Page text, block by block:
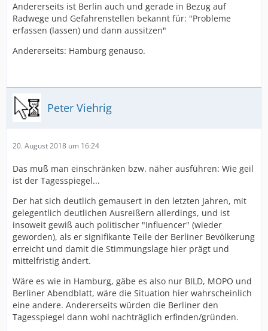
Andererseits ist Berlin auch und gerade in Bezug auf
Radwege und Gefahrenstellen bekannt für: "Probleme
erfassen (lassen) und dann aussitzen"
Andererseits: Hamburg genauso.
Peter Viehrig
20. August 2018 um 16:24
Das muß man einschränken bzw. näher ausführen: Wie geil
ist der Tagesspiegel...
Der hat sich deutlich gemausert in den letzten Jahren, mit
gelegentlich deutlichen Ausreißern allerdings, und ist
insoweit gewiß auch politischer "Influencer" (wieder
geworden), als er signifikante Teile der Berliner Bevölkerung
erreicht und damit die Stimmungslage hier prägt und
mittelfristig ändert.
Wäre es wie in Hamburg, gäbe es also nur BILD, MOPO und
Berliner Abendblatt, wäre die Situation hier wahrscheinlich
eine andere. Andererseits würden die Berliner den
Tagesspiegel dann wohl nachträglich erfinden/gründen.